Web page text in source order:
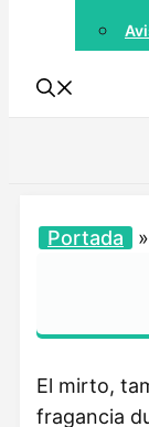
Portada »
El mirto,
fragancia